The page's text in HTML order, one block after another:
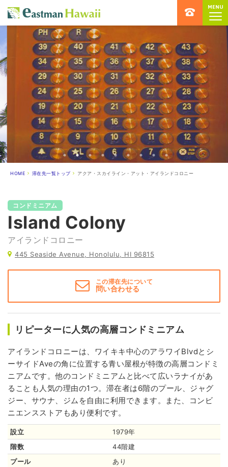
MENU
ハワイ留学専門店 イーストマンハ
HOME 滞在先一覧トップ アクア・スカイライン・アット・アイランドコロニー
コンドミニアム
Island Colony
アイランドコロニー
445 Seaside Avenue, Honolulu, HI 96815
この滞在先について
問い合わせる
リピーターに人気の高層コンドミニアム
アイランドコロニーは、ワイキキ中心のアラワイBlvdとシ
ーサイドAveの角に位置する青い屋根が特徴の高層コンドミ
ニアムです。他のコンドミニアムと比べて広いラナイがあ
ることも人気の理由の1つ。滞在者は6階のプール、ジャグ
ジー、サウナ、ジムを自由に利用できます。また、コンビ
ニエンスストアもあり便利です。
設立
1979年
階数
44階建
プール
あり